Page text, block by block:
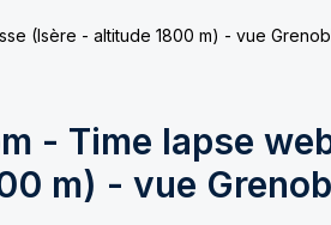
(Isère - altitude 1800 m) - vue
- Time lapse
m) - vue